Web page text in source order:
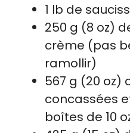
1 lb de
250 g (8 oz)
crème (pas
ramollir)
567 g (20 oz)
concassées
boîtes de 10